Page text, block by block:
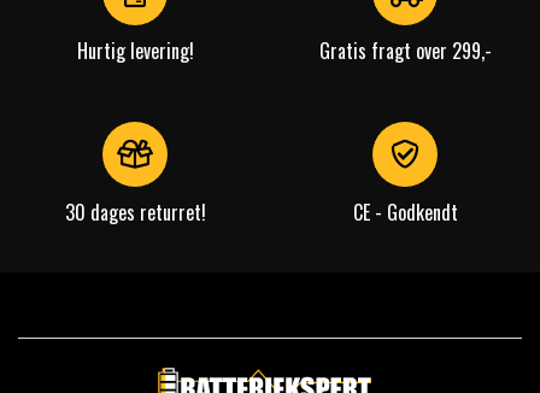
Hurtig levering! Gratis fragt over 299,-
30 dages returret! CE - Godkendt